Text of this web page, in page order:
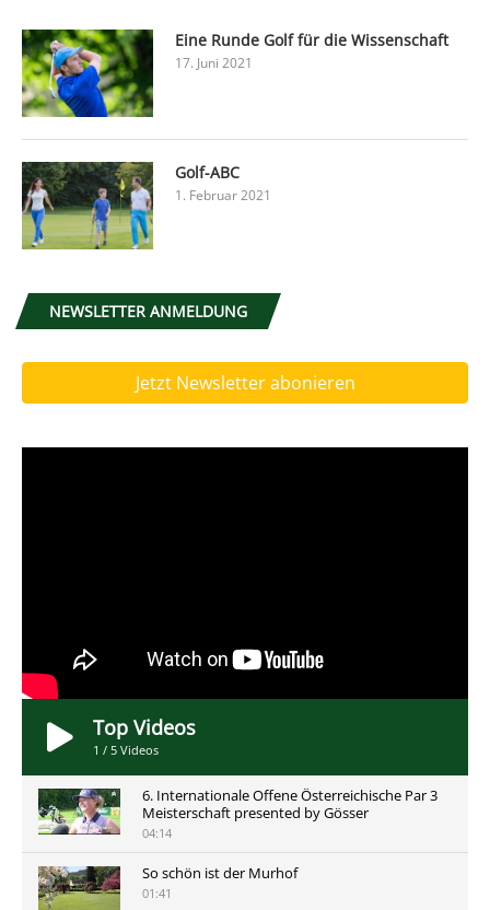
Eine Runde Golf für die Wissenschaft
17. Juni 2021
Golf-ABC
1. Februar 2021
NEWSLETTER ANMELDUNG
Jetzt Newsletter abonieren
Top Videos
1 / 5 Videos
6. Internationale Offene Österreichische Par 3
Meisterschaft presented by Gösser
04:14
So schön ist der Murhof
01:41